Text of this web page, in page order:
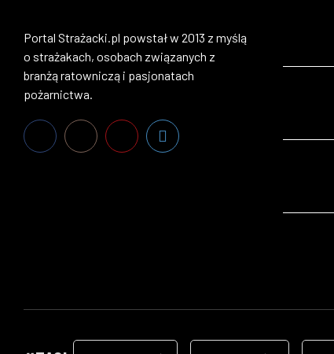
Portal Strażacki.pl powstał w 2013 z myślą
o strażakach, osobach związanych z
branżą ratowniczą i pasjonatach
pożarnictwa.